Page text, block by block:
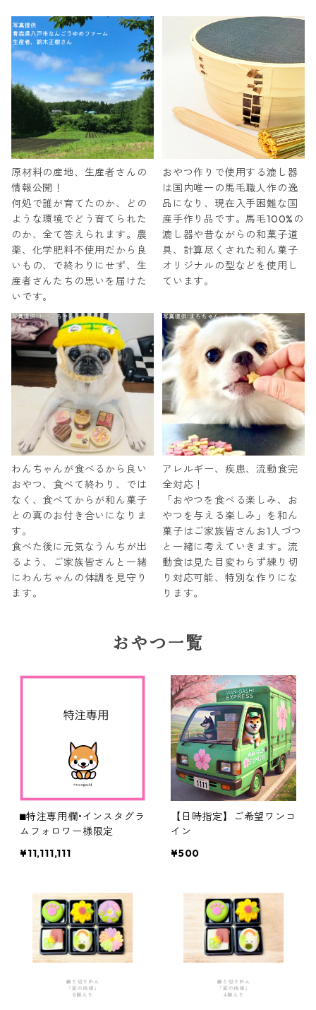
原材料の産地、生産者さんの
情報公開！
何処で誰が育てたのか、どの
ような環境でどう育てられた
のか、全て答えられます。農
薬、化学肥料不使用だから良
いもの、で終わりにせず、生
産者さんたちの思いを届けた
いです。
おやつ作りで使用する漉し器
は国内唯一の馬毛職人作の逸
品になり、現在入手困難な国
産手作り品です。馬毛100%の
漉し器や昔ながらの和菓子道
具、計算尽くされた和ん菓子
オリジナルの型などを使用し
ています。
わんちゃんが食べるから良い
おやつ、食べて終わり、では
なく、食べてからが和ん菓子
との真のお付き合いになりま
す。
食べた後に元気なうんちが出
るよう、ご家族皆さんと一緒
にわんちゃんの体調を見守り
ます。
アレルギー、疾患、流動食完
全対応！
「おやつを食べる楽しみ、お
やつを与える楽しみ」を和ん
菓子はご家族皆さんお1人づつ
と一緒に考えていきます。流
動食は見た目変わらず練り切
り対応可能、特別な作りにな
ります。
おやつ一覧
⬛︎特注専用欄•インスタグラ
ムフォロワー様限定
¥11,111,111
【日時指定】ご希望ワンコ
イン
¥500